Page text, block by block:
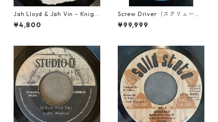
Jah Lloyd & Jah Vin - Knigh
t Of The Round Table【7-21
908】
¥4,800
Screw Driver（スクリュード
ライバー） - Computer Rule
【7'】
¥99,999